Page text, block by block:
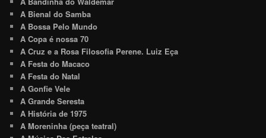
A Bienal do Samba
A Bossa Pelo Mundo
A Copa é nossa 70
A Cruz e a Rosa Filosofia Perene. Luiz Eça
A Festa do Macaco
A Festa do Natal
A Gonfie Vele
A Grande Seresta
A História de 1975
A Moreninha (peça teatral)